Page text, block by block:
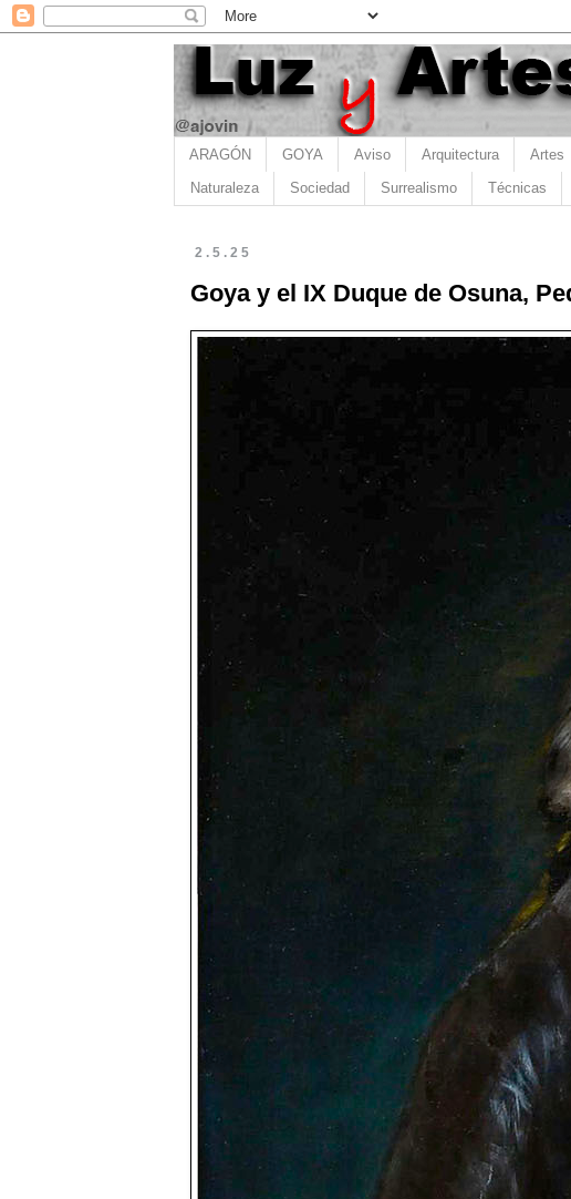
ARAGÓN GOYA Aviso Arquitectura Artes
Naturaleza Sociedad Surrealismo Técnicas
2.5.25
Goya y el IX Duque de Osuna,